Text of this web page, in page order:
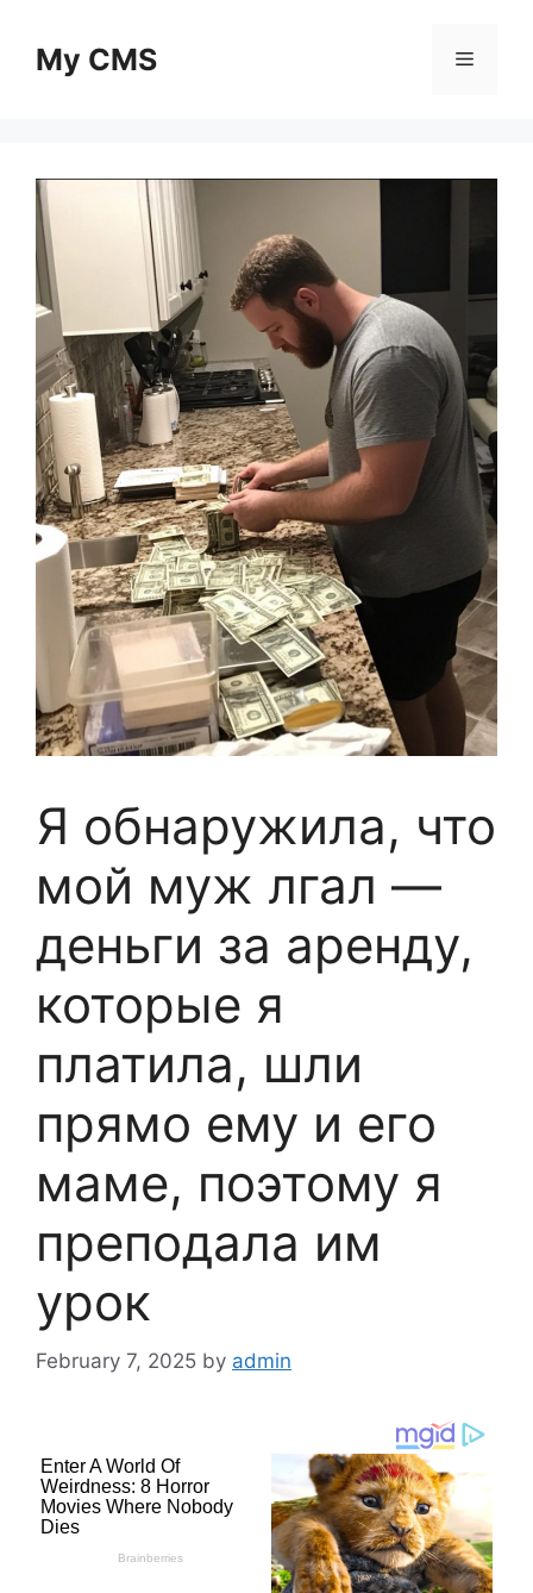
contentMy CMS Menu
Я обнаружила, что
мой муж лгал —
деньги за аренду,
которые я
платила, шли
прямо ему и его
маме, поэтому я
преподала им
урок
February 7, 2025 by admin